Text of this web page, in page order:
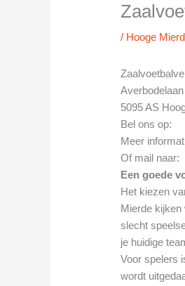
/ Hooge
5095 AS
Bel ons op:
Meer
Of mail naar:
Een goede
Het kiezen
Mierde kijken
slecht
je huidige
Voor spelers
wordt